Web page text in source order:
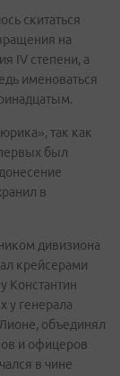
скитаться
на
IV степени, а
именоваться
так как
был
в
дивизиона
крейсерами
Константин
у генерала
объединял
и офицеров
в чине